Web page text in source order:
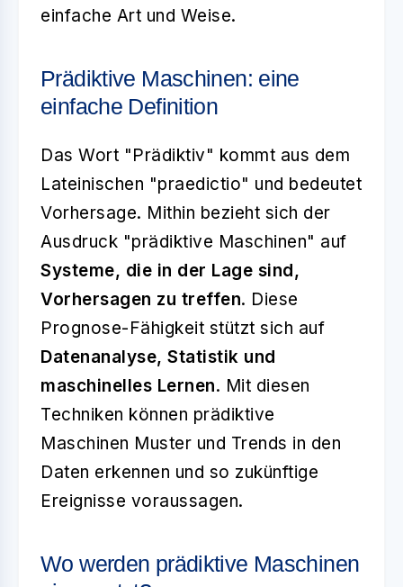
einfache Art und Weise.
Prädiktive Maschinen: eine
einfache Definition
Das Wort "Prädiktiv" kommt aus dem
Lateinischen "praedictio" und bedeutet
Vorhersage. Mithin bezieht sich der
Ausdruck "prädiktive Maschinen" auf
Systeme, die in der Lage sind,
Vorhersagen zu treffen. Diese
Prognose-Fähigkeit stützt sich auf
Datenanalyse, Statistik und
maschinelles Lernen. Mit diesen
Techniken können prädiktive
Maschinen Muster und Trends in den
Daten erkennen und so zukünftige
Ereignisse voraussagen.
Wo werden prädiktive Maschinen